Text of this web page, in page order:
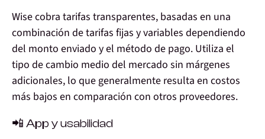
Wise cobra tarifas transparentes, basadas en una
combinación de tarifas fijas y variables dependiendo
del monto enviado y el método de pago. Utiliza el
tipo de cambio medio del mercado sin márgenes
adicionales, lo que generalmente resulta en costos
más bajos en comparación con otros proveedores.
📲 App y usabilidad